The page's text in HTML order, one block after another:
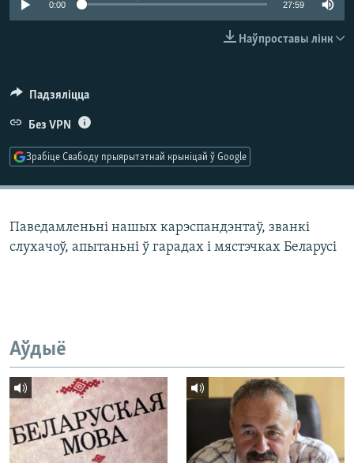
КУЛЬТУРА
МОВА0:00 27:59
Наўпроставы лінк
Падзяліцца
Без VPN
Зрабіце Свабоду прыярытэтнай крыніцай ў Google
Паведамленьні нашых карэспандэнтаў, званкі
слухачоў, апытаньні ў гарадах і мястэчках Беларусі
Аўдыё